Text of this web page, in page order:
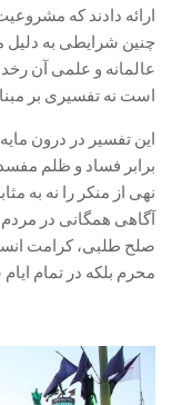
ارائه دادند که
عالمانه و علمی آن
است نه تفسیری بر
این تفسیر در درون
برابر فساد و ظلم
نهی از منکر را نه به
آگاهی همگانی در
صلح طلبی، کرامت
محرم بلکه در تمام